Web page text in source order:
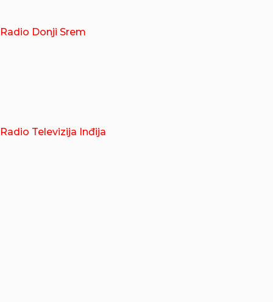
Radio Donji Srem
Radio Televizija Inđija